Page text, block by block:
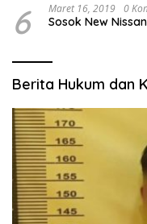
6 Maret 16, 2019 0
Sosok New
Berita Hukum dan